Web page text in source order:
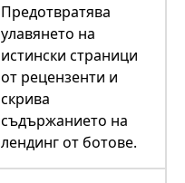
Предотвратява
улавянето на
истински страници
от рецензенти и
скрива
съдържанието на
лендинг от ботове.